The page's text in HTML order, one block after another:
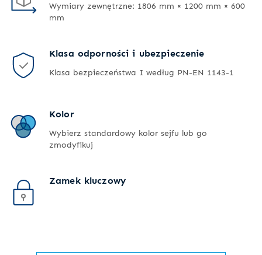
Wymiary zewnętrzne: 1806 mm × 1200 mm × 600
mm
Klasa odporności i ubezpieczenie
Klasa bezpieczeństwa I według PN-EN 1143-1
Kolor
Wybierz standardowy kolor sejfu lub go
zmodyfikuj
Zamek kluczowy